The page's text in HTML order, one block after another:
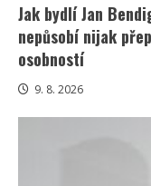
Jak bydlí Jan
nepůsobí nijak
osobností
9. 8. 2026